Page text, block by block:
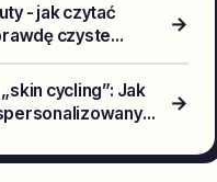
- jak czytać
czyste
→
cycling”: Jak
→